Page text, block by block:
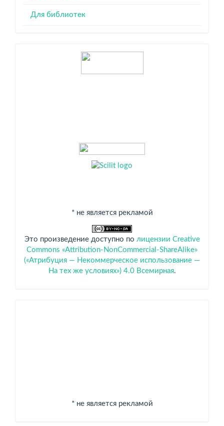
Для библиотек
Индексация
* не является рекламой
Это произведение доступно по лицензии Creative
Commons «Attribution-NonCommercial-ShareAlike»
(«Атрибуция — Некоммерческое использование —
На тех же условиях») 4.0 Всемирная.
* не является рекламой